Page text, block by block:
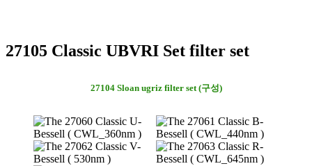
27105 Classic UBVRI Set filter set
27104 Sloan ugriz filter set (구성)